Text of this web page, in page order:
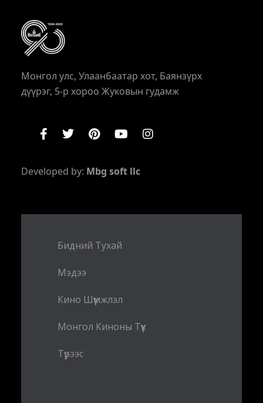
Монгол улс, Улаанбаатар хот, Баянзүрх
дүүрэг, 5-р хороо Жуковын гудамж
Developed by: Mbg soft llc
Бидний Тухай
Мэдээ
Кино Шүүмжлэл
Монгол Киноны Түүх
Түрээс